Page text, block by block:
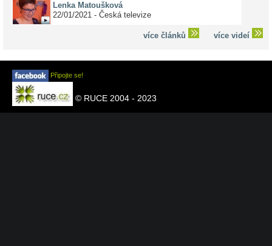
Lenka Matoušková
22/01/2021 - Česká televize
více článků více videí
Připojte se!
© RUCE 2004 - 2023